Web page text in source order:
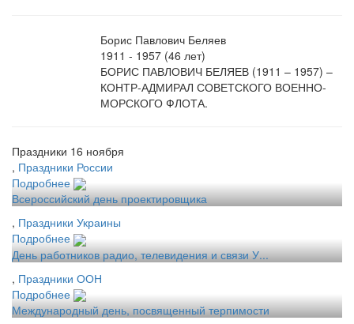
Борис Павлович Беляев
1911 - 1957 (46 лет)
БОРИС ПАВЛОВИЧ БЕЛЯЕВ (1911 – 1957) –
КОНТР-АДМИРАЛ СОВЕТСКОГО ВОЕННО-
МОРСКОГО ФЛОТА.
Праздники 16 ноября
, Праздники России
Подробнее
Всероссийский день проектировщика
, Праздники Украины
Подробнее
День работников радио, телевидения и связи У...
, Праздники ООН
Подробнее
Международный день, посвященный терпимости